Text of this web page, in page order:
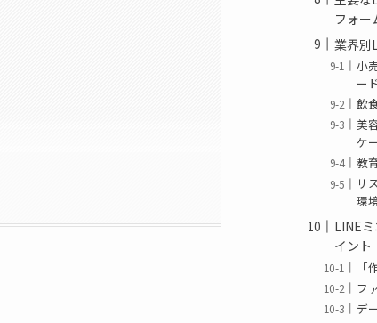
フォー
業界別
小
ード
飲
美
ケ
教
サ
環
LINE
イント
フ
デ